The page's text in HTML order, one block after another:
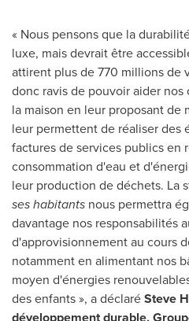
« Nous pensons que la
luxe, mais devrait être
attirent plus de 770 millions de
donc ravis de pouvoir aider
la maison en leur proposant de
leur permettent de réaliser des
factures de services publics en
consommation d'eau et
leur production de déchets. La
ses habitants nous permettra
davantage nos responsabilités
d'approvisionnement au cours
notamment en alimentant nos
moyen d'énergies
des enfants », a déclaréSteve